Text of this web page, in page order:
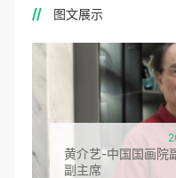
图文展示
黄介艺-中国国画院
副主席